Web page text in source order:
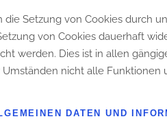
die Setzung von Cookies durch
von Cookies dauerhaft
werden. Dies ist in allen
nicht alle
DATEN UND